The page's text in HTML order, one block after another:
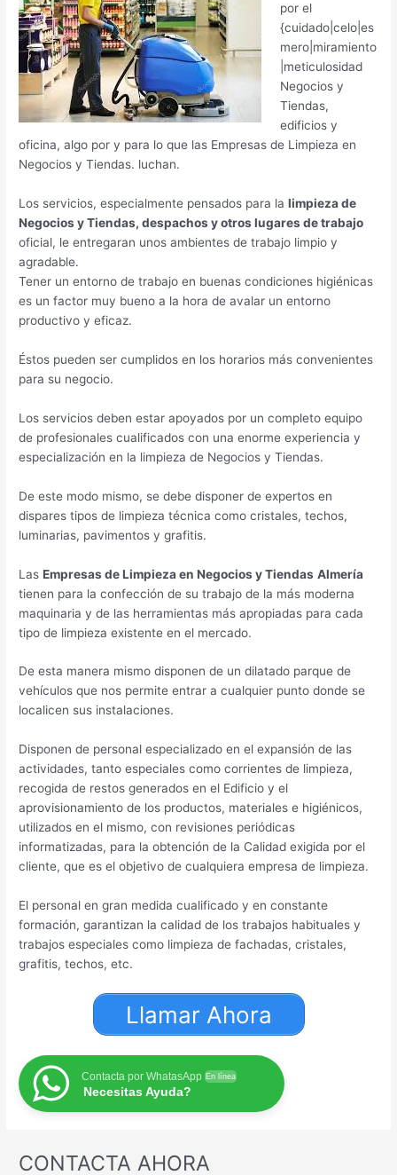
por el
{cuidado|celo|es
mero|miramiento
|meticulosidad
Negocios y
Tiendas,
edificios y
oficina, algo por y para lo que las Empresas de Limpieza en
Negocios y Tiendas. luchan.
Los servicios, especialmente pensados para lalimpieza de
Negocios y Tiendas, despachos y otros lugares de trabajo
oficial, le entregaran unos ambientes de trabajo limpio y
agradable.
Tener un entorno de trabajo en buenas condiciones higiénicas
es un factor muy bueno a la hora de avalar un entorno
productivo y eficaz.
Éstos pueden ser cumplidos en los horarios más convenientes
para su negocio.
Los servicios deben estar apoyados por un completo equipo
de profesionales cualificados con una enorme experiencia y
especialización en la limpieza de Negocios y Tiendas.
De este modo mismo, se debe disponer de expertos en
dispares tipos de limpieza técnica como cristales, techos,
luminarias, pavimentos y grafitis.
LasEmpresas de Limpieza en Negocios y Tiendas Almería
tienen para la confección de su trabajo de la más moderna
maquinaria y de las herramientas más apropiadas para cada
tipo de limpieza existente en el mercado.
De esta manera mismo disponen de un dilatado parque de
vehículos que nos permite entrar a cualquier punto donde se
localicen sus instalaciones.
Disponen de personal especializado en el expansión de las
actividades, tanto especiales como corrientes de limpieza,
recogida de restos generados en el Edificio y el
aprovisionamiento de los productos, materiales e higiénicos,
utilizados en el mismo, con revisiones periódicas
informatizadas, para la obtención de la Calidad exigida por el
cliente, que es el objetivo de cualquiera empresa de limpieza.
El personal en gran medida cualificado y en constante
formación, garantizan la calidad de los trabajos habituales y
trabajos especiales como limpieza de fachadas, cristales,
grafitis, techos, etc.
Llamar Ahora
Contacta por WhatasApp En línea
Necesitas Ayuda?
CONTACTA AHORA